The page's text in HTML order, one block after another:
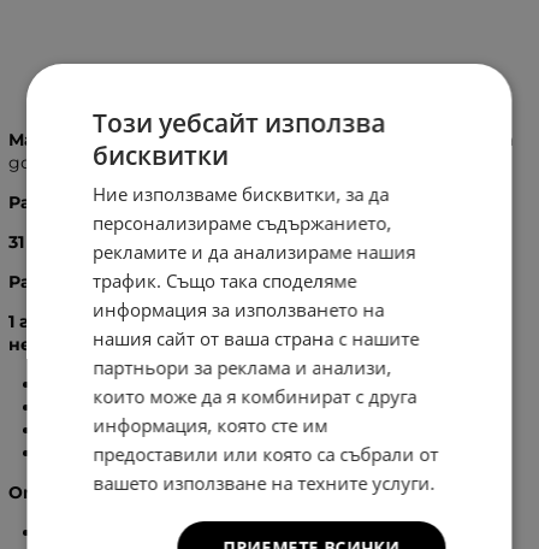
Материал:Висок клас еко кожа, изключително мека на
допир
Размери:
31
13,5
Разпределение:
1 голямо отделение, затварящо се с цип, вътре в
него:
бр. голям вътрешен джоб без цип
бр. голям вътрешен джоб с цип
бр. вътрешен джоб с цип
бр. вътрешен джоб без цип
Отзад на чантата:
бр. външен джоб с цип
Този уебсайт използва
бисквитки
Ние използваме бисквитки, за да
персонализираме съдържанието,
рекламите и да анализираме нашия
трафик. Също така споделяме
информация за използването на
нашия сайт от ваша страна с нашите
партньори за реклама и анализи,
които може да я комбинират с друга
информация, която сте им
предоставили или която са събрали от
вашето използване на техните услуги.